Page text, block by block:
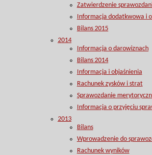
Zatwierdzenie
Informacja dodatkwowa i
Bilans 2015
2014
Informacja o darowiznach
Bilans 2014
Informacja i objaśnienia
Rachunek zysków i strat
Sprawozdanie
Informacja o przyjęciu
2013
Bilans
Wprowadzenie do
Rachunek wyników